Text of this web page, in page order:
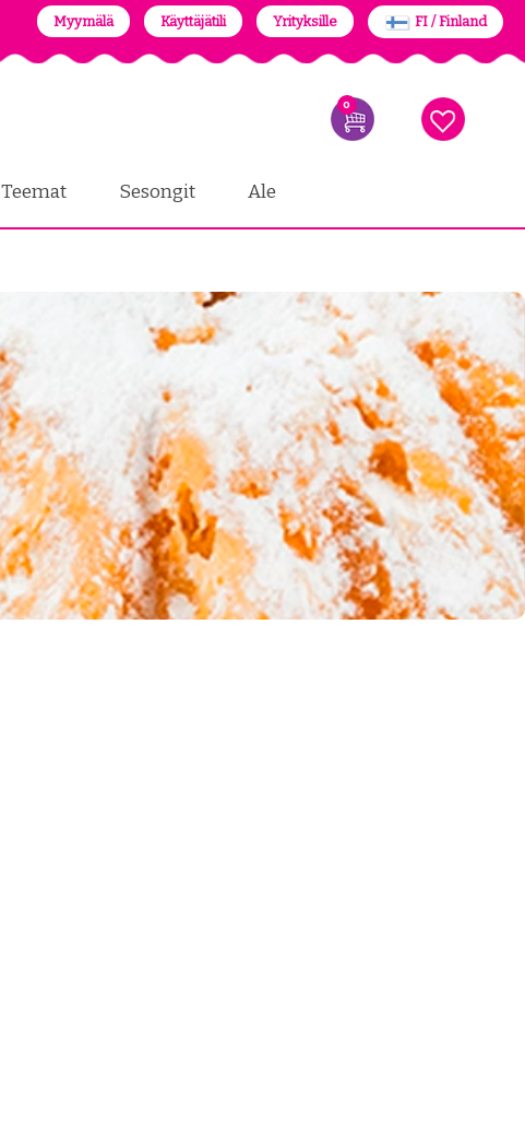
Myymälä Käyttäjätili Yrityksille FI / Finland
0
Teemat Sesongit Ale